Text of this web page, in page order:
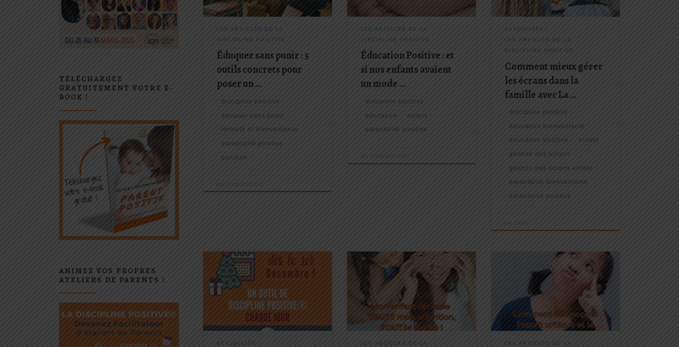
punir, avec fermeté, bienveillance et
respect du lien avec votre enfant.
LES ARTICLES DE LA
DISCIPLINE POSITIVE
Éduquer sans punir : 5
outils concrets pour
poser un …
discipline positive
éduquer sans punir
fermeté et bienveillance
parentalité positive
punition
Edna GUCCIA
les instructions à la lettre. Mais qu’en
est-il de nos enfants […]
LES ARTICLES DE LA
DISCIPLINE POSITIVE
Éducation Positive : et
si nos enfants avaient
un mode …
discipline positive
education enfant
parentalité positive
par Edna GUCCIA
adolescents. Comment trouver
l’équilibre entre l’exploration
numérique et le bien-être familial ?
C’est là que la […]
ACTUALITÉS
LES ARTICLES DE LA
DISCIPLINE POSITIVE
Comment mieux gérer
les écrans dans la
famille avec La …
discipline positive
éducation bienveillante
éducation positive enfant
gestion des écrans
gestion des écrans enfant
parentalité bienveillante
parentalité positive
par Edna
Et bien c’est simple ! En profitant de
ce calendrier de l’avent que je vous ai
préparé : Une surprise chaque jour, un
nouvel outil et les astuces pour le
mettre en place. Je vous souhaite une
bonne lecture, Un […]
ACTUALITÉS
En tant que parents, nous sommes
souvent confrontés à la demande
incessante d’attention de nos
enfants, et il peut parfois sembler
difficile de jongler entre leurs besoins
et nos autres responsabilités. La
bonne nouvelle est qu’il existe des
moyens […]
LES ARTICLES DE LA
En appliquant ces principes et en les
incarnant, nous aidereons nos
enfants à développer leur esprit
critique et leur curiosité. Ils seront
ainsi mieux préparés à affronter les
défis d'un monde qui est en
constante évolution et à saisir les
opportunités qui se présentent à eux.
LES ARTICLES DE LA
TÉLÉCHARGEZ
GRATUITEMENT VOTRE E-
BOOK !
ANIMEZ VOS PROPRES
ATELIERS DE PARENTS !